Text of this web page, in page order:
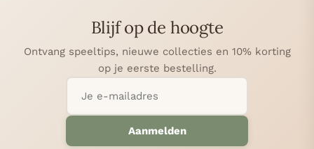
Blijf op de hoogte
Ontvang speeltips, nieuwe collecties en 10% korting
op je eerste bestelling.
Aanmelden